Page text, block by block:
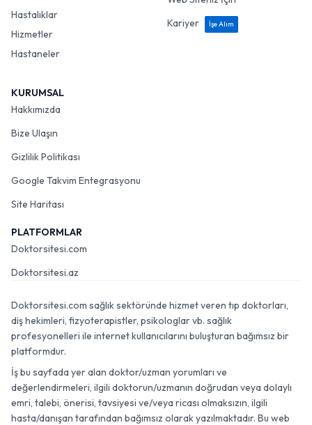
Hastalıklar
Hizmetler
Hastaneler
Kariyer
İşe Alım
KURUMSAL
Hakkımızda
Bize Ulaşın
Gizlilik Politikası
Google Takvim Entegrasyonu
Site Haritası
PLATFORMLAR
Doktorsitesi.com
Doktorsitesi.az
Doktorsitesi.com sağlık sektöründe hizmet veren tıp doktorları,
diş hekimleri, fizyoterapistler, psikologlar vb. sağlık
profesyonelleri ile internet kullanıcılarını buluşturan bağımsız bir
platformdur.
İş bu sayfada yer alan doktor/uzman yorumları ve
değerlendirmeleri, ilgili doktorun/uzmanın doğrudan veya dolaylı
emri, talebi, önerisi, tavsiyesi ve/veya ricası olmaksızın, ilgili
hasta/danışan tarafından bağımsız olarak yazılmaktadır. Bu web